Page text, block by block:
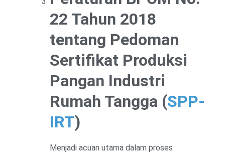
22 Tahun 2018
tentang Pedoman
Sertifikat Produksi
Pangan Industri
Rumah Tangga (SPP-
IRT)
Menjadi acuan utama dalam proses